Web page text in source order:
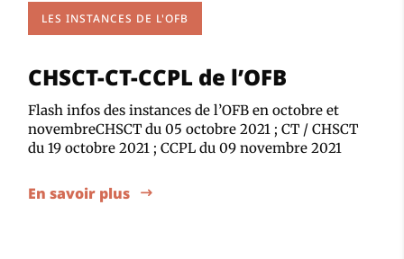
LES INSTANCES DE L'OFB
CHSCT-CT-CCPL de l’OFB
Flash infos des instances de l’OFB en octobre et
novembreCHSCT du 05 octobre 2021 ; CT / CHSCT
du 19 octobre 2021 ; CCPL du 09 novembre 2021
En savoir plus